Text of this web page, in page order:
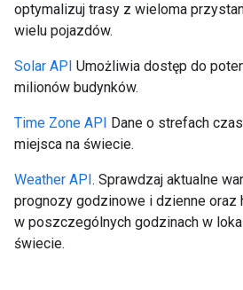
optymalizuj trasy z wieloma
wielu pojazdów.
Solar API Umożliwia dostęp do
milionów budynków.
Time Zone API Dane o strefach
miejsca na świecie.
Weather API. Sprawdzaj aktualne
prognozy godzinowe i dzienne oraz
w poszczególnych godzinach w
świecie.